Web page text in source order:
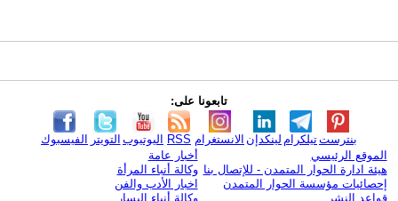
تابعونا على:
الفيسبوك التويتر اليوتيوب RSS الانستغرام لينكدإن تيلكرامبنترست
الموقع الرئيسي
هيئة ادارة الحوار المتمدن - للإتصال بنا
إحصائيات مؤسسة الحوار المتمدن
قواعد النشر
أخبار عامة
وكالة أنباء المرأة
اخبار الأدب والفن
وكالة أنباء اليسار